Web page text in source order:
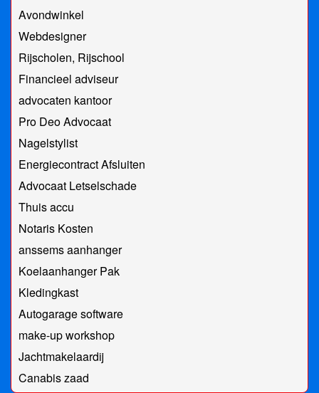
Avondwinkel
Webdesigner
Rijscholen, Rijschool
Financieel adviseur
advocaten kantoor
Pro Deo Advocaat
Nagelstylist
Energiecontract Afsluiten
Advocaat Letselschade
Thuis accu
Notaris Kosten
anssems aanhanger
Koelaanhanger Pak
Kledingkast
Autogarage software
make-up workshop
Jachtmakelaardij
Canabis zaad